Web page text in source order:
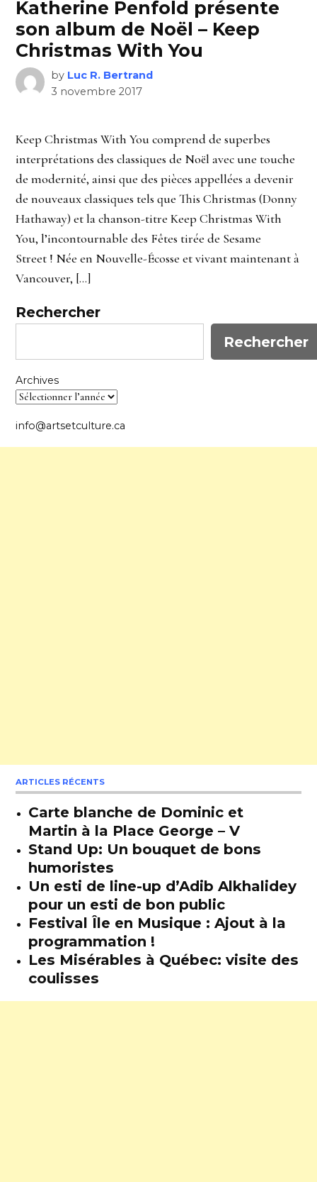
Katherine Penfold présente
son album de Noël – Keep
Christmas With You
by Luc R. Bertrand
3 novembre 2017
Keep Christmas With You comprend de superbes
interprétations des classiques de Noël avec une touche
de modernité, ainsi que des pièces appellées a devenir
de nouveaux classiques tels que This Christmas (Donny
Hathaway) et la chanson-titre Keep Christmas With
You, l’incontournable des Fêtes tirée de Sesame
Street ! Née en Nouvelle-Écosse et vivant maintenant à
Vancouver, […]
Rechercher
Rechercher
Archives
info@artsetculture.ca
ARTICLES RÉCENTS
Carte blanche de Dominic et
Martin à la Place George – V
Stand Up: Un bouquet de bons
humoristes
Un esti de line-up d’Adib Alkhalidey
pour un esti de bon public
Festival Île en Musique : Ajout à la
programmation !
Les Misérables à Québec: visite des
coulisses